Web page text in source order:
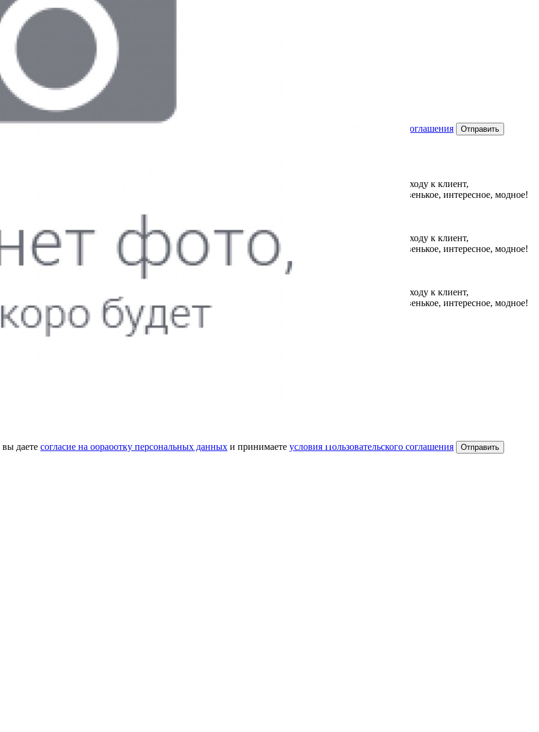
условия Пользовательского соглашения
Киргизовой Ирине за качественную работу по подбору стрижки и укладки, творческому подходу к клиент,
обращаюсь уже примерно 10 лет, иду к ней с удовольствием, знаю, что предложит что-то новенькое, интересное, модное!
Киргизовой Ирине за качественную работу по подбору стрижки и укладки, творческому подходу к клиент,
обращаюсь уже примерно 10 лет, иду к ней с удовольствием, знаю, что предложит что-то новенькое, интересное, модное!
за настроение!
Киргизовой Ирине за качественную работу по подбору стрижки и укладки, творческому подходу к клиент,
обращаюсь уже примерно 10 лет, иду к ней с удовольствием, знаю, что предложит что-то новенькое, интересное, модное!
за настроение!
даете согласие на обработку персональных данных и принимаете условия Пользовательского соглашения